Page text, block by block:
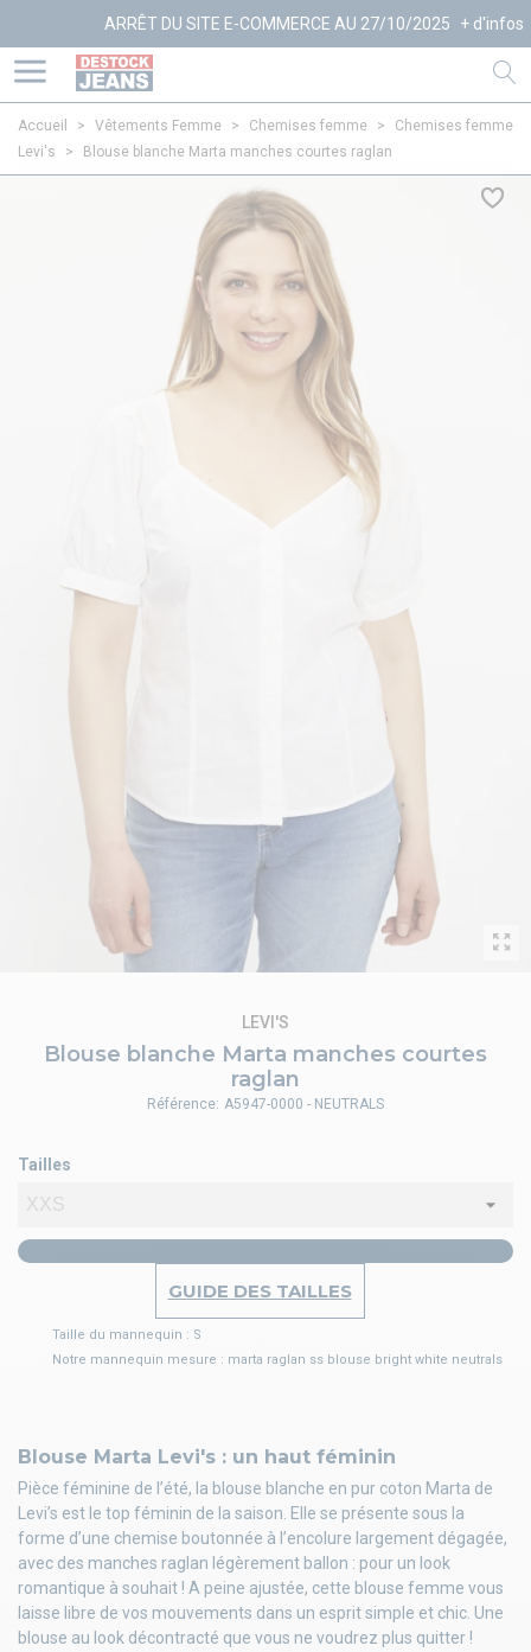
ARRÊT DU SITE E-COMMERCE AU 27/10/2025 + d'infos
Accueil > Vêtements Femme > Chemises femme >
Chemises femme
Levi's
> Blouse blanche Marta manches courtes raglan
Blouse blanche Marta manches courtes
raglan
LEVI'S
Blouse Marta Levi's : un haut féminin
Pièce féminine de l’été, la blouse blanche en pur coton Marta de
Levi’s est le top féminin de la saison. Elle se présente sous la
forme d’une chemise boutonnée à l’encolure largement dégagée,
avec des manches raglan légèrement ballon : pour un look
romantique à souhait ! A peine ajustée, cette blouse femme vous
laisse libre de vos mouvements dans un esprit simple et chic. Une
blouse au look décontracté que vous ne voudrez plus quitter !
Tailles
GUIDE DES TAILLES
Taille du mannequin : S
Notre mannequin mesure : marta raglan ss blouse bright white neutrals
Référence: A5947-0000 - NEUTRALS